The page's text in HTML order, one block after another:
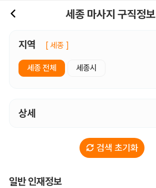
세종 마사지 구직정보
지역 [ 세종 ]
세종 전체 세종시
상세
검색 초기화
일반 인재정보